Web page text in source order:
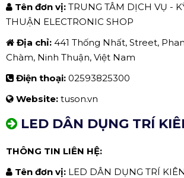
Tên đơn vị: TRUNG TÂM DỊCH VỤ -
THUẬN ELECTRONIC SHOP
Địa chỉ: 441 Thống Nhất, Street,
Chàm, Ninh Thuận, Việt Nam
Điện thoại: 02593825300
Website: tuson.vn
LED DÂN DỤNG TRÍ
THÔNG TIN LIÊN HỆ:
Tên đơn vị: LED DÂN DỤNG TRÍ